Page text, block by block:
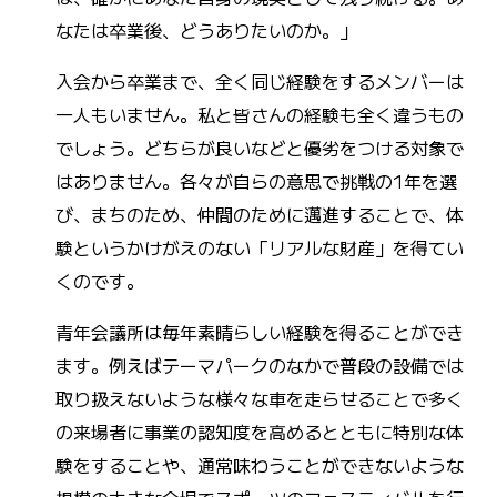
なたは卒業後、どうありたいのか。」
入会から卒業まで、全く同じ経験をするメンバーは
一人もいません。私と皆さんの経験も全く違うもの
でしょう。どちらが良いなどと優劣をつける対象で
はありません。各々が自らの意思で挑戦の1年を選
び、まちのため、仲間のために邁進することで、体
験というかけがえのない「リアルな財産」を得てい
くのです。
青年会議所は毎年素晴らしい経験を得ることができ
ます。例えばテーマパークのなかで普段の設備では
取り扱えないような様々な車を走らせることで多く
の来場者に事業の認知度を高めるとともに特別な体
験をすることや、通常味わうことができないような